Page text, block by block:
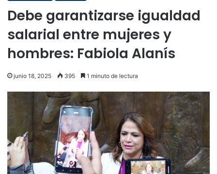
Debe garantizarse igualdad
salarial entre mujeres y
hombres: Fabiola Alanís
junio 18, 2025 395 1 minuto de lectura